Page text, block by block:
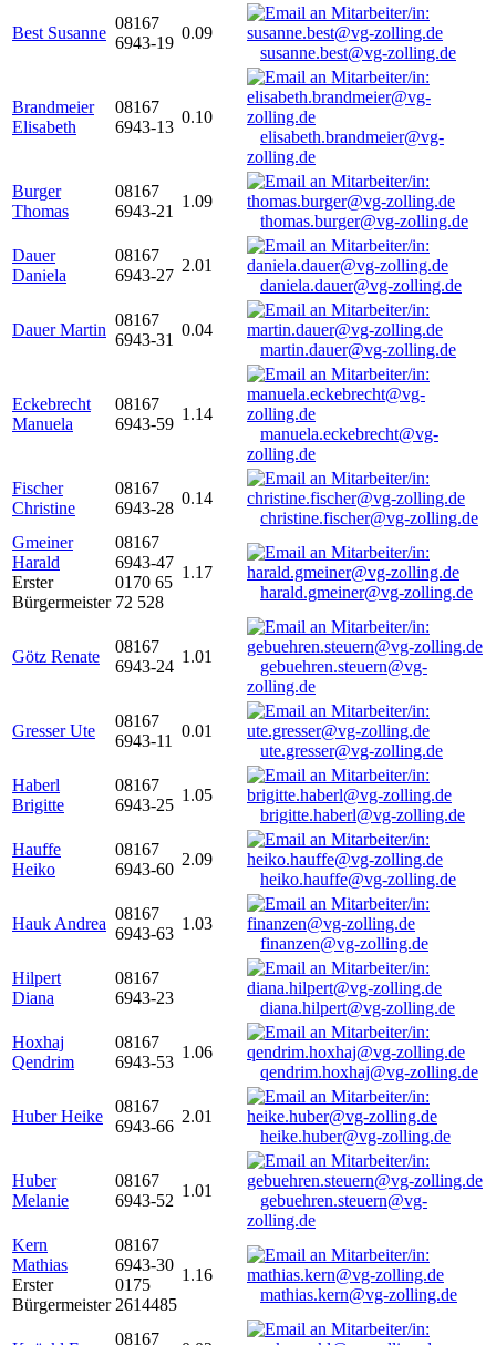
Best Susanne
08167
6943-19
0.09
susanne.best@vg-zolling.de
Brandmeier
Elisabeth
08167
6943-13
0.10
elisabeth.brandmeier@vg-
zolling.de
Burger
Thomas
08167
6943-21
1.09
thomas.burger@vg-zolling.de
Dauer
Daniela
08167
6943-27
2.01
daniela.dauer@vg-zolling.de
Dauer Martin
08167
6943-31
0.04
martin.dauer@vg-zolling.de
Eckebrecht
Manuela
08167
6943-59
1.14
manuela.eckebrecht@vg-
zolling.de
Fischer
Christine
08167
6943-28
0.14
christine.fischer@vg-zolling.de
Gmeiner
Harald
Erster
Bürgermeister
08167
6943-47
0170 65
72 528
1.17
harald.gmeiner@vg-zolling.de
Götz Renate
08167
6943-24
1.01
gebuehren.steuern@vg-
zolling.de
Gresser Ute
08167
6943-11
0.01
ute.gresser@vg-zolling.de
Haberl
Brigitte
08167
6943-25
1.05
brigitte.haberl@vg-zolling.de
Hauffe
Heiko
08167
6943-60
2.09
heiko.hauffe@vg-zolling.de
Hauk Andrea
08167
6943-63
1.03
finanzen@vg-zolling.de
Hilpert
Diana
08167
6943-23
diana.hilpert@vg-zolling.de
Hoxhaj
Qendrim
08167
6943-53
1.06
qendrim.hoxhaj@vg-zolling.de
Huber Heike
08167
6943-66
2.01
heike.huber@vg-zolling.de
Huber
Melanie
08167
6943-52
1.01
gebuehren.steuern@vg-
zolling.de
Kern
Mathias
Erster
Bürgermeister
08167
6943-30
0175
2614485
1.16
mathias.kern@vg-zolling.de
08167